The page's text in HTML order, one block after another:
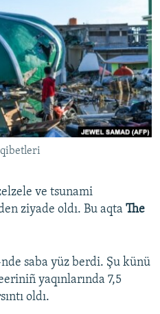
ve tsunami
ziyade oldı. Bu aqta The
saba yüz berdi. Şu künü
yaqınlarında 7,5
oldı.